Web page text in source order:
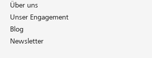
Über uns
Unser Engagement
Blog
Newsletter